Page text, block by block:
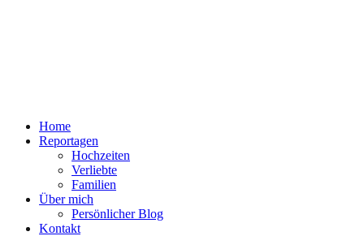
Home
Reportagen
Hochzeiten
Verliebte
Familien
Über mich
Persönlicher Blog
Kontakt